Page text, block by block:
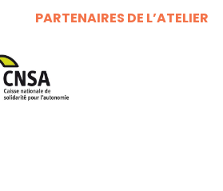
PARTENAIRES DE L’ATELIER